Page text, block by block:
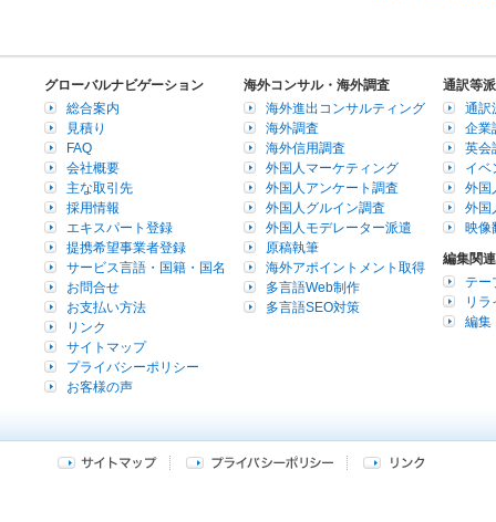
グローバルナビゲーション
総合案内
見積り
FAQ
会社概要
主な取引先
採用情報
エキスパート登録
提携希望事業者登録
サービス言語・国籍・国名
お問合せ
お支払い方法
リンク
サイトマップ
プライバシーポリシー
お客様の声
海外コンサル・海外調査
海外進出コンサルティング
海外調査
海外信用調査
外国人マーケティング
外国人アンケート調査
外国人グルイン調査
外国人モデレーター派遣
原稿執筆
海外アポイントメント取得
多言語Web制作
多言語SEO対策
通訳等
通訳
企業
英会
イベ
外国
外国
映像
編集関連
テー
リラ
編集